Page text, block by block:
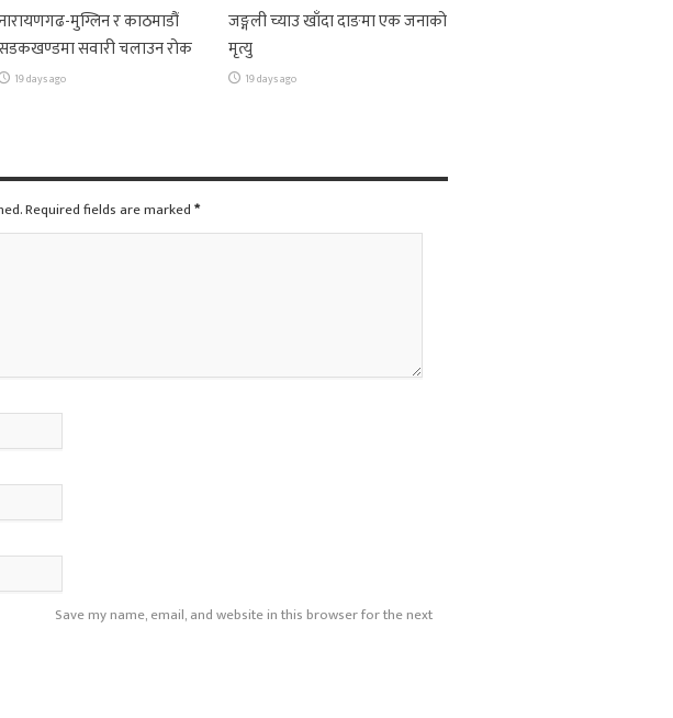
मुग्लिन र काठमाडौं
सवारी चलाउन रोक
19 days ago
जङ्गली च्याउ खाँदा दाङमा एक जनाको
मृत्यु
19 days ago
Required fields are marked*
Save my name, email, and website in this browser for the next